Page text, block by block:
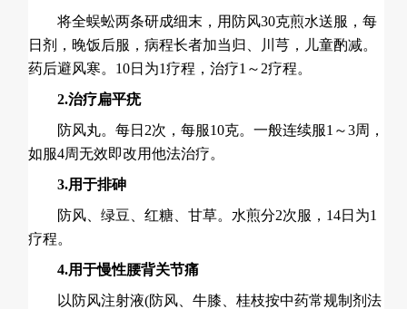
将全蜈蚣两条研成细末，用防风30克煎水送服，每
日剂，晚饭后服，病程长者加当归、川芎，儿童酌减。
药后避风寒。10日为1疗程，治疗1～2疗程。
2.治疗扁平疣
防风丸。每日2次，每服10克。一般连续服1～3周，
如服4周无效即改用他法治疗。
3.用于排砷
防风、绿豆、红糖、甘草。水煎分2次服，14日为1
疗程。
4.用于慢性腰背关节痛
以防风注射液(防风、牛膝、桂枝按中药常规制剂法